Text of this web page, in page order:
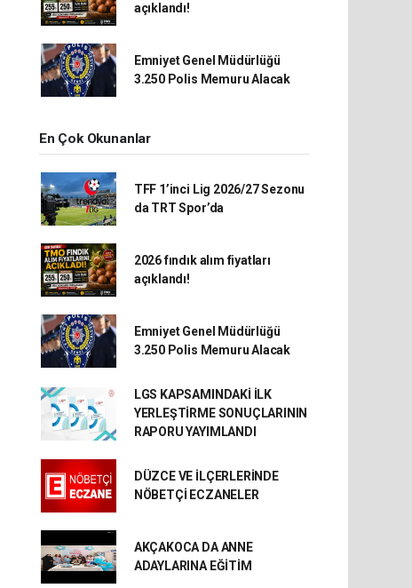
açıklandı!
Emniyet Genel Müdürlüğü
3.250 Polis Memuru Alacak
En Çok Okunanlar
TFF 1’inci Lig 2026/27 Sezonu
da TRT Spor’da
2026 fındık alım fiyatları
açıklandı!
Emniyet Genel Müdürlüğü
3.250 Polis Memuru Alacak
LGS KAPSAMINDAKİ İLK
YERLEŞTİRME SONUÇLARININ
RAPORU YAYIMLANDI
DÜZCE VE İLÇERLERİNDE
NÖBETÇİ ECZANELER
AKÇAKOCA DA ANNE
ADAYLARINA EĞİTİM